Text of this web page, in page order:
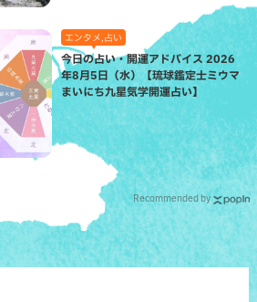
エンタメ,占い
今日の占い・開運アドバイス 2026
年8月5日（水）【琉球鑑定士ミウマ
まいにち九星気学開運占い】
Recommended by